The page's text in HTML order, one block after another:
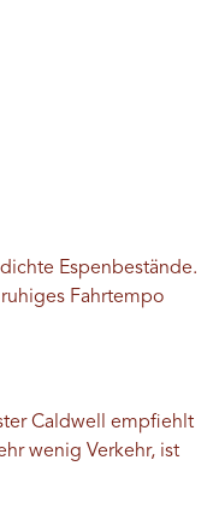
Espenbestände.
Fahrtempo
Caldwell empfiehlt
wenig Verkehr, ist